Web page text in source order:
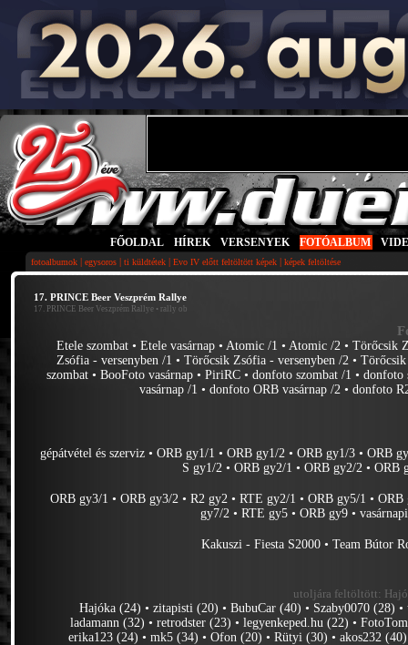
FŐOLDAL HÍREK VERSENYEK FOTÓALBUM
fotoalbumok | egysoros | ti küldtétek | Evo IV előtt feltöltött képek | képek feltöltése
17. PRINCE Beer Veszprém Rallye
17. PRINCE Beer Veszprém Rallye • rally ob
Etele szombat •Etele vasárnap •Atomic /1 •Atomic /2 •Törőcsik
Zsófia - versenyben /1 •Törőcsik Zsófia - versenyben /2 •
szombat •BooFoto vasárnap •PiriRC •donfoto szombat /1 •donfoto
vasárnap /1 •donfoto ORB vasárnap /2 •donfoto
gépátvétel és szerviz •ORB gy1/1 •ORB gy1/2 •ORB gy1/3 •ORB
S gy1/2 •ORB gy2/1 •ORB gy2/2 •ORB
ORB gy3/1 •ORB gy3/2 •R2 gy2 •RTE gy2/1 •ORB gy5/1 •ORB
gy7/2 •RTE gy5 •ORB gy9 •
Kakuszi - Fiesta S2000 •Team Bútor
utoljára feltöltött:
Hajóka (24) •zitapisti (20) •BubuCar (40) • Szaby0070 (28) •
ladamann (32) •retrodster (23) •legyenkeped.hu (22) •
erika123 (24) •mk5 (34) •Ofon (20) •Rütyi (30) •akos232 (40)